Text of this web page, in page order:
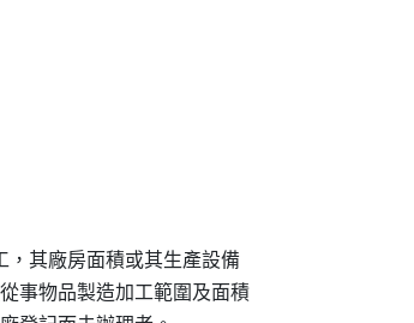
，其廠房面積或其生產設備
從事物品製造加工範圍及面積